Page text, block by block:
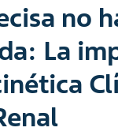
no
La